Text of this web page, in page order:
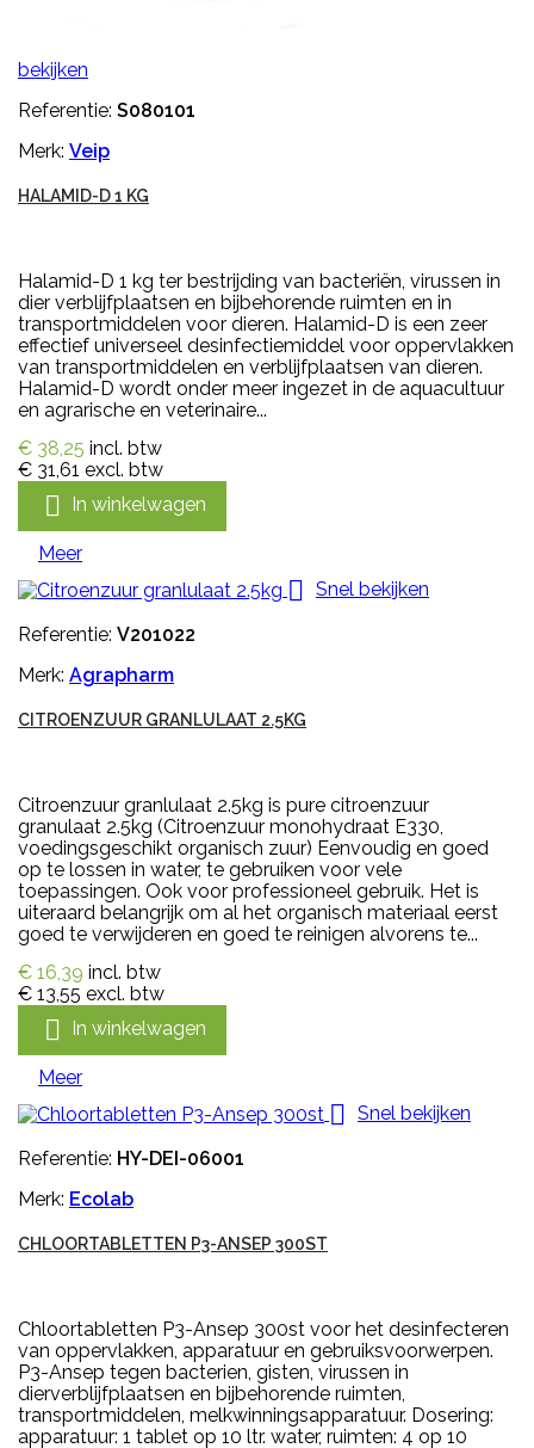
bekijken
Referentie: S080101
Merk: Veip
HALAMID-D 1 KG
Halamid-D 1 kg ter bestrijding van bacteriën, virussen in
dier verblijfplaatsen en bijbehorende ruimten en in
transportmiddelen voor dieren. Halamid-D is een zeer
effectief universeel desinfectiemiddel voor oppervlakken
van transportmiddelen en verblijfplaatsen van dieren.
Halamid-D wordt onder meer ingezet in de aquacultuur
en agrarische en veterinaire...
€ 38,25 incl. btw
€ 31,61 excl. btw
 In winkelwagen
Meer
 Snel bekijken
Referentie: V201022
Merk: Agrapharm
CITROENZUUR GRANLULAAT 2.5KG
Citroenzuur granlulaat 2.5kg is pure citroenzuur
granulaat 2.5kg (Citroenzuur monohydraat E330,
voedingsgeschikt organisch zuur) Eenvoudig en goed
op te lossen in water, te gebruiken voor vele
toepassingen. Ook voor professioneel gebruik. Het is
uiteraard belangrijk om al het organisch materiaal eerst
goed te verwijderen en goed te reinigen alvorens te...
€ 16,39 incl. btw
€ 13,55 excl. btw
 In winkelwagen
Meer
 Snel bekijken
Referentie: HY-DEI-06001
Merk: Ecolab
CHLOORTABLETTEN P3-ANSEP 300ST
Chloortabletten P3-Ansep 300st voor het desinfecteren
van oppervlakken, apparatuur en gebruiksvoorwerpen.
P3-Ansep tegen bacterien, gisten, virussen in
dierverblijfplaatsen en bijbehorende ruimten,
transportmiddelen, melkwinningsapparatuur. Dosering:
apparatuur: 1 tablet op 10 ltr. water, ruimten: 4 op 10